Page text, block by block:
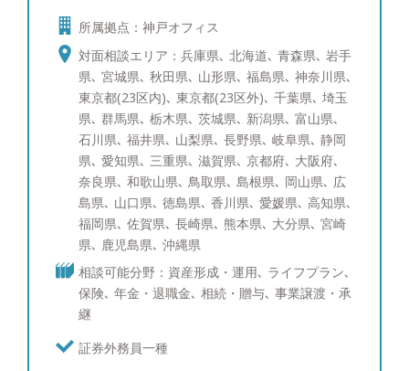
ポートフォリオ運用の研鑽を積んで参りました。富
裕層のご相談者様にもさまざまなお悩みがあるかと
存じます。 一方でそのお悩みは、資産運用、贈
与・相続を含めた資産承継、事業承継、投資教育、
に大きく分けられるかと存じます。そのそれぞれに
ついて海外を含めて経験を10年以上積み重ねて参り
ました。 すでにアドバイザーが担当しているお客
様も、これからご検討されるお客様にも満足いただ
けるサービスをご提供できるかと存じます。 【資
産運用：ポートフォリオ分析と債券運用への取り組
み】 ポートフォリオ分析では、ブルームバーグと
いう機関投資家含めたプロ投資家が愛用する専用情
報端末を使い、サービスをご提供しています。債券
運用のスキルは三菱UFJメリルリンチPB証券時代に
磨かれ、シンガポールへの社費留学経験を活かし、
海外の最新情報を収集しています。現在ポートフォ
所属拠点：神戸オフィス
対面相談エリア：兵庫県､ 北海道､ 青森県､ 岩手
県､ 宮城県､ 秋田県､ 山形県､ 福島県､ 神奈川県､
東京都(23区内)､ 東京都(23区外)､ 千葉県､ 埼玉
県､ 群馬県､ 栃木県､ 茨城県､ 新潟県､ 富山県､
石川県､ 福井県､ 山梨県､ 長野県､ 岐阜県､ 静岡
県､ 愛知県､ 三重県､ 滋賀県､ 京都府､ 大阪府､
奈良県､ 和歌山県､ 鳥取県､ 島根県､ 岡山県､ 広
島県､ 山口県､ 徳島県､ 香川県､ 愛媛県､ 高知県､
福岡県､ 佐賀県､ 長崎県､ 熊本県､ 大分県､ 宮崎
県､ 鹿児島県､ 沖縄県
相談可能分野：資産形成・運用､ ライフプラン､
保険､ 年金・退職金､ 相続・贈与､ 事業譲渡・承
継
証券外務員一種